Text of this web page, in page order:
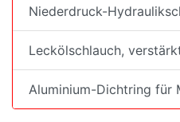
Niederdruck-
Leckölschlauch,
Aluminium-Dichtring für